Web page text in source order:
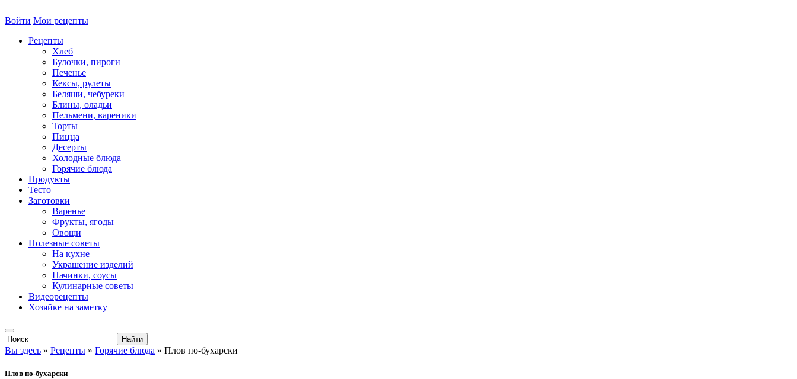
Войти Мои рецепты
Рецепты
Хлеб
Булочки, пироги
Печенье
Кексы, рулеты
Беляши, чебуреки
Блины, оладьи
Пельмени, вареники
Торты
Пицца
Десерты
Холодные блюда
Горячие блюда
Продукты
Тесто
Заготовки
Варенье
Фрукты, ягоды
Овощи
Полезные советы
На кухне
Украшение изделий
Начинки, соусы
Кулинарные советы
Видеорецепты
Хозяйке на заметку
Вы здесь » Рецепты » Горячие блюда » Плов по-бухарски
Плов по-бухарски